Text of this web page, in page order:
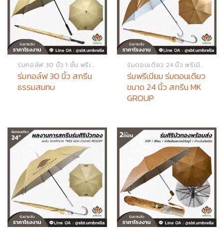
ร่มกอล์ฟ 30 นิ้ว 1 ชั้น พรีเมียม
ร่มกอล์ฟ 30 นิ้ว สกรีน
ธรรมสมทบ
ร่มตอนเดียว 24 นิ้ว พรีเมียม
ร่มพรีเมียม ร่มตอนเดียว
ขนาด 24 นิ้ว สกรีน MK
GROUP